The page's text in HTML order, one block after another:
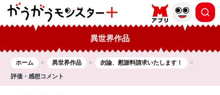
異世界作品
ホーム 異世界作品
勿論、慰謝料請求いたします！
評価・感想コメント